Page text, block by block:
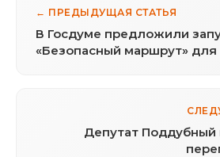
← ПРЕДЫДУЩАЯ СТАТЬЯ
В Госдуме предложили
«Безопасный маршрут»
Депутат